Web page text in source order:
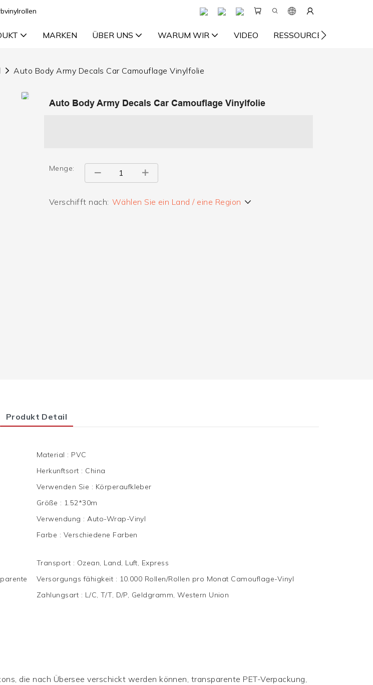
MARKEN ÜBER UNS WARUM WIR VIDEO RESSOURCE
Auto Body Army Decals Car Camouflage Vinylfolie
Auto Body Army Decals Car Camouflage Vinylfolie
Menge:
Verschifft nach: Wählen Sie ein Land / eine Region
Produkt Detail
Material : PVC
Herkunftsort : China
Verwenden Sie : Körperaufkleber
Größe : 1.52*30m
Verwendung :Auto-Wrap-Vinyl
Farbe : Verschiedene Farben
Transport : Ozean, Land, Luft, Express
Versorgungs fähigkeit : 10.000 Rollen/Rollen pro Monat Camouflage-Vinyl
Zahlungsart : L/C, T/T, D/P, Geldgramm, Western Union
die nach Übersee verschickt werden können, transparente PET-Verpackung,